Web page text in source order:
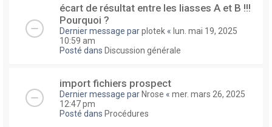
écart de résultat entre les liasses A et B !!!
Pourquoi ?
Dernier message parplotek « lun. mai 19, 2025
10:59 am
Posté dans Discussion générale
import fichiers prospect
Dernier message par Nrose « mer. mars 26, 2025
12:47 pm
Posté dans Procédures